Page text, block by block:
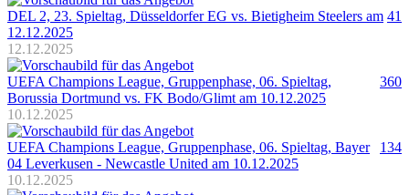
DEL 2, 23. Spieltag, Düsseldorfer EG vs. Bietigheim Steelers am
12.12.2025
12.12.2025
41
UEFA Champions League, Gruppenphase, 06. Spieltag,
Borussia Dortmund vs. FK Bodo/Glimt am 10.12.2025
10.12.2025
360
UEFA Champions League, Gruppenphase, 06. Spieltag, Bayer
04 Leverkusen - Newcastle United am 10.12.2025
10.12.2025
134